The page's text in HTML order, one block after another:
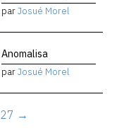
parJosué Morel
Anomalisa
parJosué Morel
27 →